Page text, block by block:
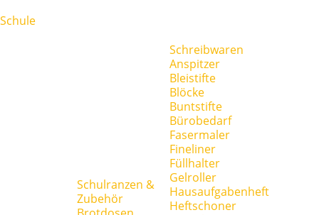
Schule
Schulranzen &
Zubehör
Schreibwaren
Anspitzer
Bleistifte
Blöcke
Buntstifte
Bürobedarf
Fasermaler
Fineliner
Füllhalter
Gelroller
Hausaufgabenheft
Heftschoner